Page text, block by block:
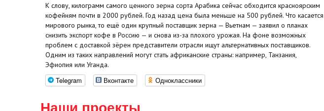
К слову, килограмм самого ценного зерна сорта Арабика сейчас обходится красноярским
кофейням почти в 2000 рублей. Год назад цена была меньше на 500 рублей. Что касается
мирового рынка, то ещё один крупный поставщик зерна — Вьетнам — заявил о планах
снизить экспорт кофе в Россию — и снова из-за плохого урожая. На фоне возможных
проблем с доставкой зёрен представители отрасли ищут альтернативных поставщиков.
Одним из таких направлений могут стать африканские страны: например, Танзания,
Эфиопия или Уганда.
Telegram Вконтакте Одноклассники
Наши проекты